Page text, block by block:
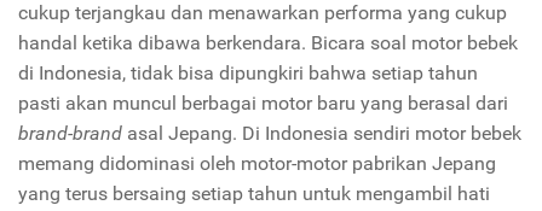
cukup terjangkau dan menawarkan performa yang cukup
handal ketika dibawa berkendara. Bicara soal motor bebek
di Indonesia, tidak bisa dipungkiri bahwa setiap tahun
pasti akan muncul berbagai motor baru yang berasal dari
brand-brand asal Jepang. Di Indonesia sendiri motor bebek
memang didominasi oleh motor-motor pabrikan Jepang
yang terus bersaing setiap tahun untuk mengambil hati